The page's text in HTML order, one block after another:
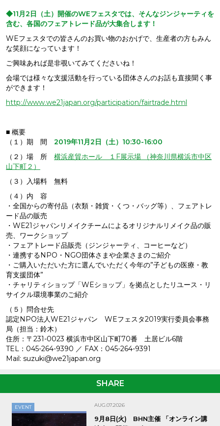
◆11月2日（土）開催のWEフェスタでは、そんなジンジャーティを
含む、各国のフェアトレード品が大集合します！
WEフェスタでの皆さんのお買い物のおかげで、生産者の方もみん
な笑顔になっています！
ご興味あれば是非覗いてみてくださいね！
会場では様々な支援活動を行っている団体さんのお話も直接聞く事
ができます！
http://www.we21japan.org/participation/fairtrade.html
■ 概要
（１）期 間 2019年11月2日（土）10:30-16:00
（２）場 所 横浜産貿ホール １F展示場 （神奈川県横浜市中区
山下町２）
（３）入場料 無料
（４）内 容
・全国からの寄付品（衣類・雑貨・くつ・バッグ等）、フェアトレ
ード品の販売
・WE21ジャパンリメイクチームによるオリジナルリメイク品の販
売、ワークショップ
・フェアトレード品販売（ジンジャーティ、コーヒーなど）
・連携するNPO・NGO団体さまや企業さまのご紹介
・ご購入いただいた方に選んでいただく今年の”子どもの医療・教
育支援団体”
・チャリティショップ「WEショップ」を拠点としたリユース・リ
サイクル環境事業のご紹介
（５）問合せ先
認定NPO法人WE21ジャパン WEフェスタ2019実行委員会事務
局（担当：鈴木）
住所：〒231-0023 横浜市中区山下町70番 土居ビル6階
TEL：045-264-9390 ／ FAX：045-264-9391
Mail: suzuki@we21japan.org
SHARE
EVENT AUG.07.2026
9月8日(火) BHN主催 「オンライン講